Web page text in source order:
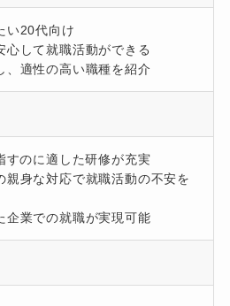
い20代向け
心して就職活動ができる
、適性の高い職種を紹介
すのに適した研修が充実
親身な対応で就職活動の不安を
企業での就職が実現可能